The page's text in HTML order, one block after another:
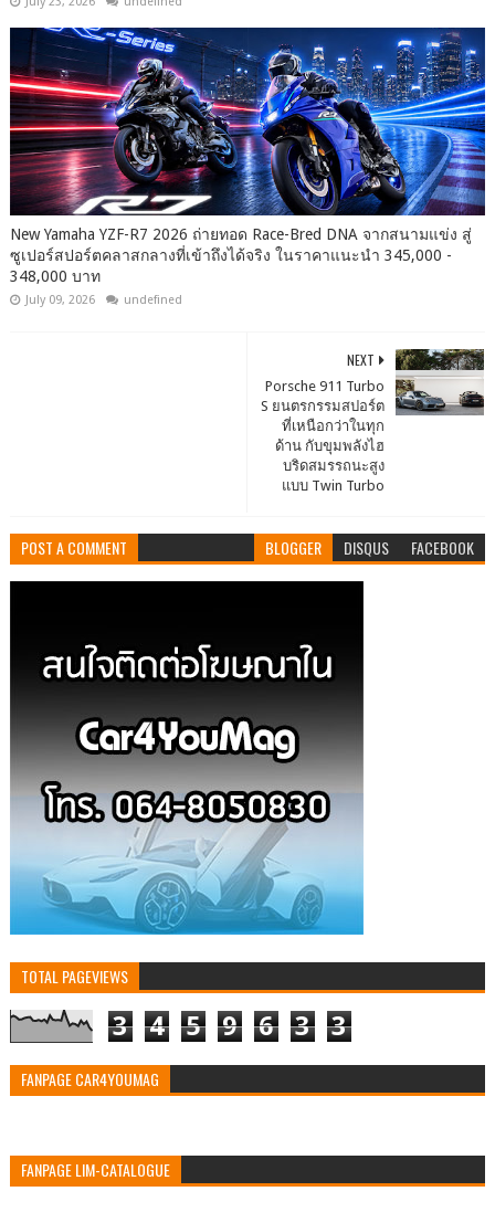
New Yamaha YZF-R7 2026 ถ่ายทอด Race-Bred DNA จากสนามแข่ง สู่
ซูเปอร์สปอร์ตคลาสกลางที่เข้าถึงได้จริง ในราคาแนะนำ 345,000 -
348,000 บาท
July 09, 2026 undefined
NEXT
Porsche 911 Turbo
S ยนตรกรรมสปอร์ต
ที่เหนือกว่าในทุก
ด้าน กับขุมพลังไฮ
บริดสมรรถนะสูง
แบบ Twin Turbo
POST A COMMENT BLOGGER DISQUS FACEBOOK
TOTAL PAGEVIEWS
3 4 5 9 6 3 3
FANPAGE CAR4YOUMAG
FANPAGE LIM-CATALOGUE